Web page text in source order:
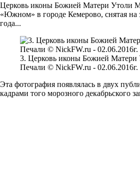
Церковь иконы Божией Матери Утоли
«Южном» в городе Кемерово, снятая на
года...
3. Церковь иконы Божией
Печали © NickFW.ru - 02.06.2016г.
Эта фотография появлялась в двух
кадрами того морозного декабрьского